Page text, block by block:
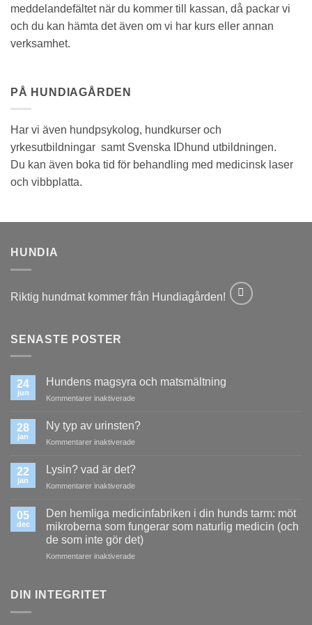
meddelandefältet när du kommer till kassan, då packar vi
och du kan hämta det även om vi har kurs eller annan
verksamhet.
PÅ HUNDIAGÅRDEN
Har vi även hundpsykolog, hundkurser och
yrkesutbildningar samt Svenska IDhund utbildningen.
Du kan även boka tid för behandling med medicinsk laser
och vibbplatta.
HUNDIA
Riktig hundmat kommer från Hundiagården!
SENASTE POSTER
24
jun
Hundens magsyra och matsmältning
Kommentarer inaktiveradeför
magsyra
matsmältning
28
jan
Ny typ av urinsten?
Kommentarer inaktiveradeför
typ
urinsten?
22
jan
Lysin? vad är det?
Kommentarer inaktiveradeför
vad
det?
05
dec
Den hemliga medicinfabriken i din hunds tarm: möt
mikroberna som fungerar som naturlig medicin (och
de som inte gör det)
Kommentarer inaktiveradeför
DIN INTEGRITET